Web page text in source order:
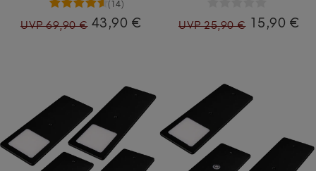
(14)
UVP 69,90 € 43,90 € UVP 25,90 € 15,90 €